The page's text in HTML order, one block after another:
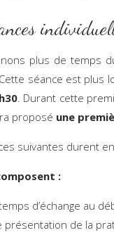
plus de temps
séance est plus
. Durant cette
proposé une
suivantes durent
:
d’échange au
présentation de la